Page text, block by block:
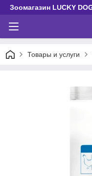
Зоомагазин LUCKY
Товары и услуги